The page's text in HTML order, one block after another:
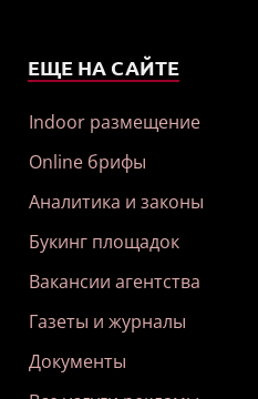
ЕЩЕ НА САЙТЕ
Indoor размещение
Online брифы
Аналитика и законы
Букинг площадок
Вакансии агентства
Газеты и журналы
Документы